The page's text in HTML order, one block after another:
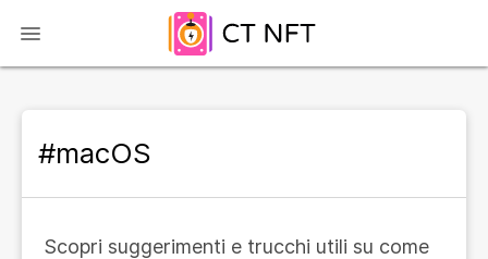
#macOS
Scopri suggerimenti e trucchi utili su come